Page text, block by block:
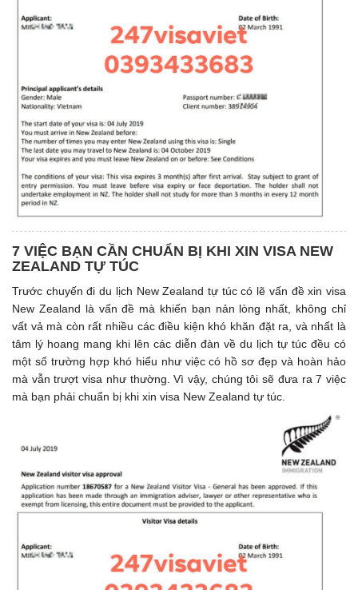
7 VIỆC BẠN CẦN CHUẨN BỊ KHI XIN VISA NEW
ZEALAND TỰ TÚC
Trước chuyến đi du lịch New Zealand tự túc có lẽ vấn đề xin visa
New Zealand là vấn đề mà khiến bạn nản lòng nhất, không chỉ
vất vả mà còn rất nhiều các điều kiện khó khăn đặt ra, và nhất là
tâm lý hoang mang khi lên các diễn đàn về du lịch tự túc đều có
một số trường hợp khó hiểu như việc có hồ sơ đẹp và hoàn hảo
mà vẫn trượt visa như thường. Vì vậy, chúng tôi sẽ đưa ra 7 việc
mà bạn phải chuẩn bị khi xin visa New Zealand tự túc.